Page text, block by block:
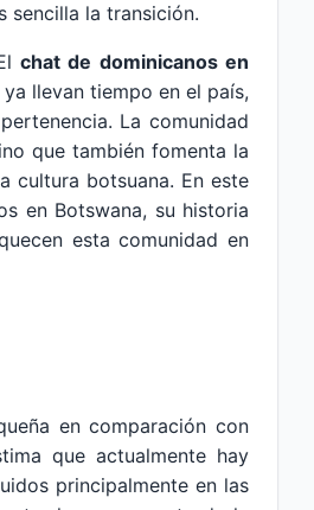
sencilla la transición.
chat de dominicanos en
llevan tiempo en el país,
La comunidad
que también fomenta la
cultura botsuana. En este
en Botswana, su historia
esta comunidad en
en comparación con
que actualmente hay
principalmente en las